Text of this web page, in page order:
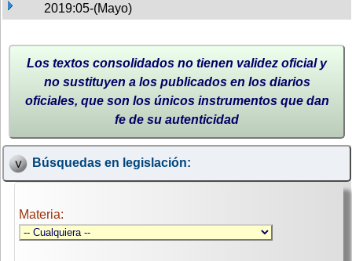
2019:05-(Mayo)
Los textos consolidados no tienen validez oficial y
no sustituyen a los publicados en los diarios
oficiales, que son los únicos instrumentos que dan
fe de su autenticidad
Búsquedas en legislación:
Materia: